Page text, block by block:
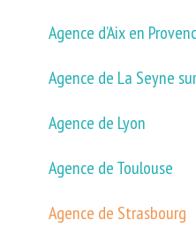
Agence d’Aix en
Agence de La Seyne
Agence de Lyon
Agence de Toulouse
Agence de Strasbourg